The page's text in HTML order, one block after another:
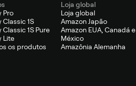
Pro
Classic 1S
Classic 1S Pure
Lite
os produtos
Loja global
Loja global
Amazon Japão
Amazon EUA, Canadá e
México
Amazônia Alemanha